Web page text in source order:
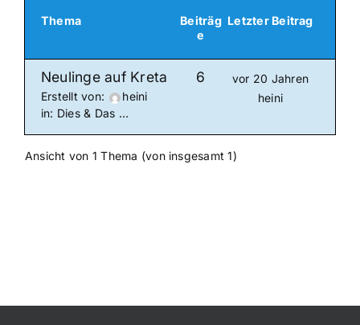
Thema
Beiträg
e
Letzter Beitrag
Neulinge auf Kreta
Erstellt von:
heini
in: Dies & Das …
6
vor 20 Jahren
heini
Ansicht von 1 Thema (von insgesamt 1)